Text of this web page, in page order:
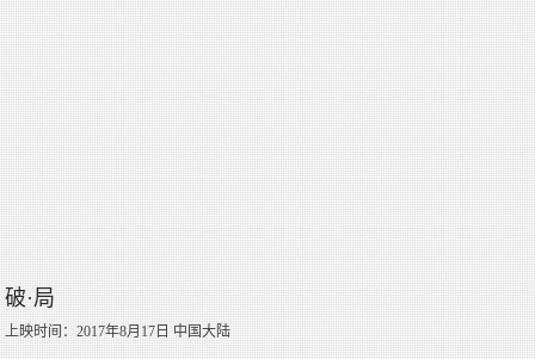
破·局
上映时间：2017年8月17日 中国大陆